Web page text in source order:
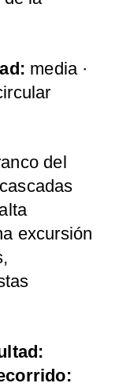
media ·
del
excursión